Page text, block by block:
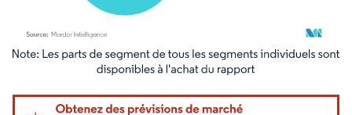
Image © Mordor Intelligence. La réutilisation nécessite une attribution sous CC BY